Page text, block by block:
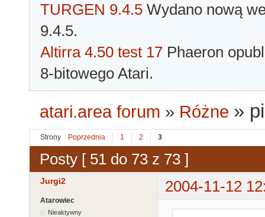
TURGEN 9.4.5 Wydano nową
9.4.5.
Altirra 4.50 test 17 Phaeron
8-bitowego Atari.
atari.area forum » Różne »
Strony Poprzednia 1 2 3
Posty [ 51 do 73 z 73 ]
Jurgi2 2004-11-12
Atarowiec
Nieaktywny